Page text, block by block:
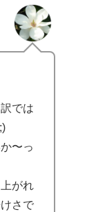
では
〜っ
がれ
さで